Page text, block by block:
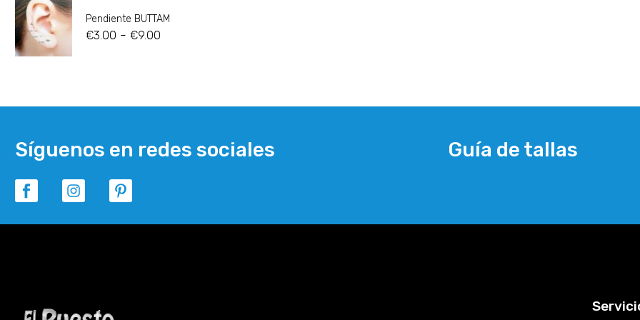
Pendiente BUTTAM
€3.00 - €9.00
Síguenos en redes sociales Guía de tallas